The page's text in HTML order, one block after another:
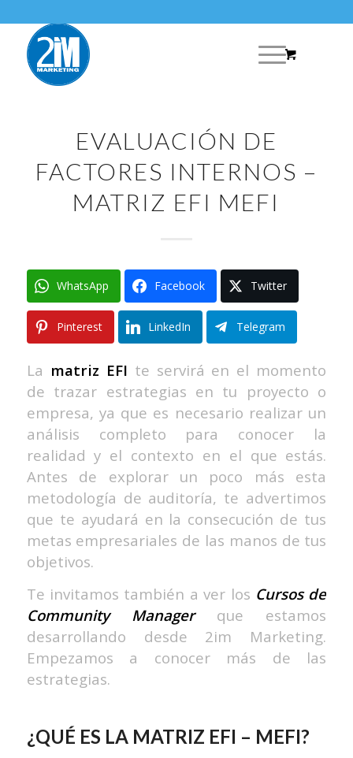
EVALUACIÓN DE
FACTORES INTERNOS –
MATRIZ EFI MEFI
WhatsApp Facebook Twitter
Pinterest LinkedIn Telegram
La matriz EFI te servirá en el momento
de trazar estrategias en tu proyecto o
empresa, ya que es necesario realizar un
análisis completo para conocer la
realidad y el contexto en el que estás.
Antes de explorar un poco más esta
metodología de auditoría, te advertimos
que te ayudará en la consecución de tus
metas empresariales de las manos de tus
objetivos.
Te invitamos también a ver los Cursos de
Community Managerque estamos
desarrollando desde 2im Marketing.
Empezamos a conocer más de las
estrategias.
¿QUÉ ES LA MATRIZ EFI – MEFI?